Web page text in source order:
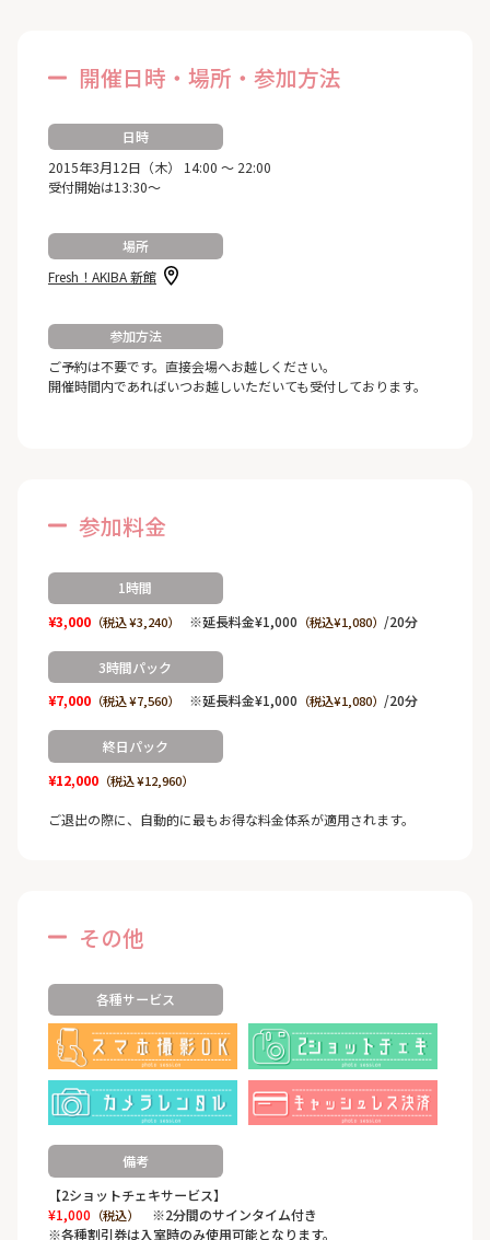
開催日時・場所・参加方法
日時
2015年3月12日（木） 14:00 ～ 22:00
受付開始は13:30～
場所
Fresh！AKIBA 新館
参加方法
ご予約は不要です。直接会場へお越しください。
開催時間内であればいつお越しいただいても受付しております。
参加料金
1時間
¥3,000（税込 ¥3,240） ※延長料金¥1,000 （税込¥1,080） /20分
3時間パック
¥7,000（税込 ¥7,560） ※延長料金¥1,000 （税込¥1,080） /20分
終日パック
¥12,000（税込 ¥12,960）
ご退出の際に、自動的に最もお得な料金体系が適用されます。
その他
各種サービス
備考
【2ショットチェキサービス】
¥1,000 （税込）
※2分間のサインタイム付き
※各種割引券は入室時のみ使用可能となります。